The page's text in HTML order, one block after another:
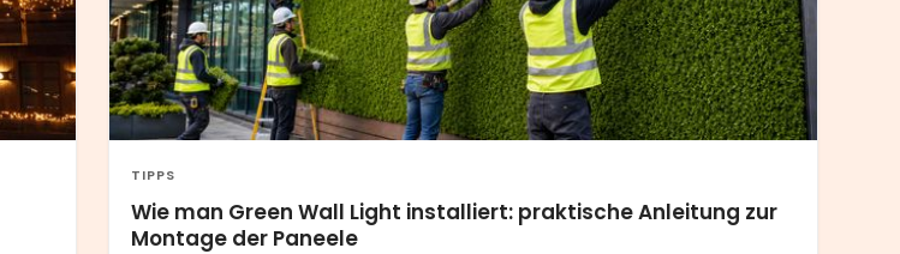
TIPPS
Wie man Green Wall Light installiert: praktische Anleitung zur
Montage der Paneele